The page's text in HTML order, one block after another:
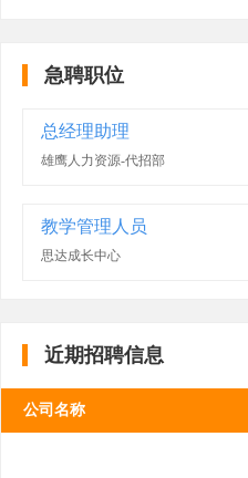
急聘职位
总经理助理
雄鹰人力资源-代招部
教学管理人员
思达成长中心
近期招聘信息
公司名称